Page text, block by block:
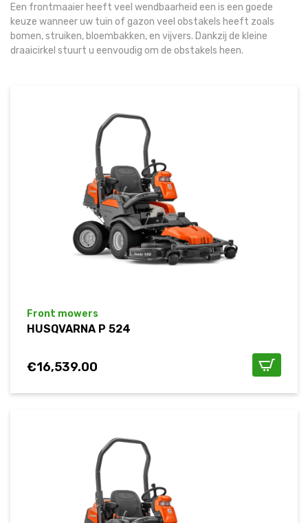
Een frontmaaier heeft veel wendbaarheid een is een goede
keuze wanneer uw tuin of gazon veel obstakels heeft zoals
bomen, struiken, bloembakken, en vijvers. Dankzij de kleine
draaicirkel stuurt u eenvoudig om de obstakels heen.
Front mowers
HUSQVARNA P 524
€16,539.00